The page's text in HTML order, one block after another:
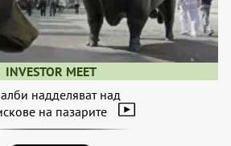
INVESTOR MEET
надделяват над
на пазарите